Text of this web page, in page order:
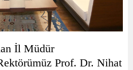
İl Müdür
Prof. Dr. Nihat